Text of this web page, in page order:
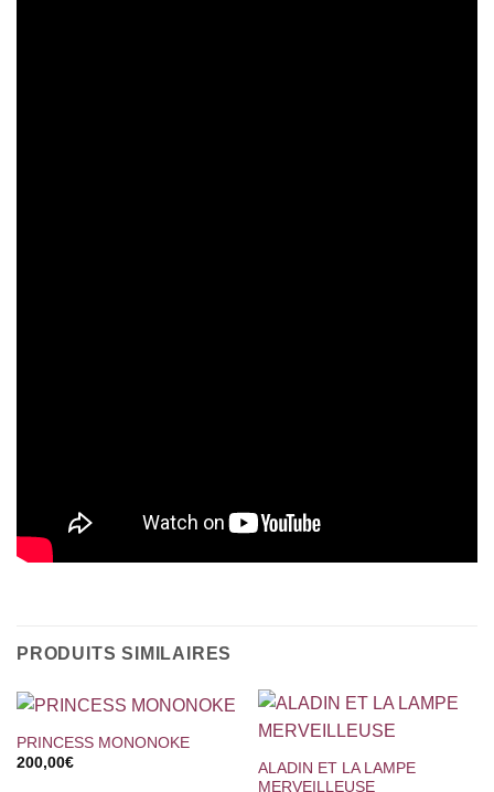
PRODUITS SIMILAIRES
PRINCESS MONONOKE
200,00€
ALADIN ET LA LAMPE
MERVEILLEUSE